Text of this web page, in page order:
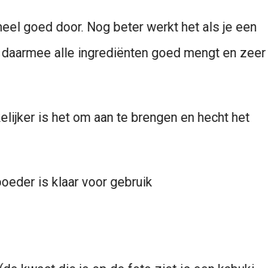
goed door. Nog beter werkt het als je een
alle ingrediënten goed mengt en zeer
is het om aan te brengen en hecht het
is klaar voor gebruik